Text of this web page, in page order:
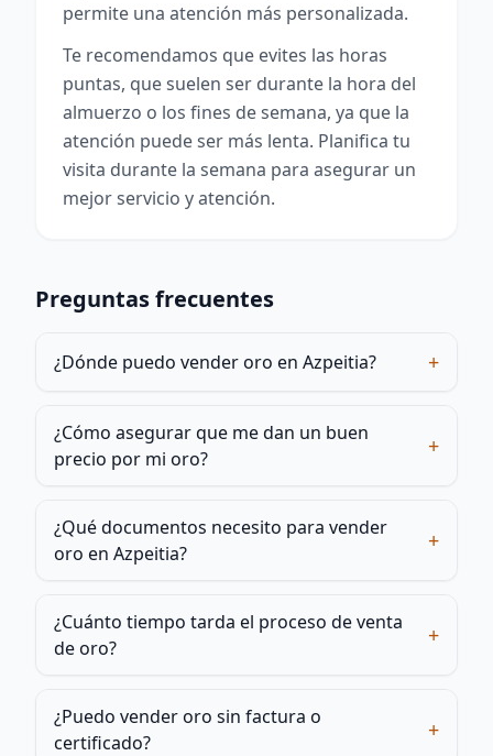
permite una atención más personalizada.
Te recomendamos que evites las horas
puntas, que suelen ser durante la hora del
almuerzo o los fines de semana, ya que la
atención puede ser más lenta. Planifica tu
visita durante la semana para asegurar un
mejor servicio y atención.
Preguntas frecuentes
¿Dónde puedo vender oro en Azpeitia? +
¿Cómo asegurar que me dan un buen
precio por mi oro?
+
¿Qué documentos necesito para vender
oro en Azpeitia?
+
¿Cuánto tiempo tarda el proceso de venta
de oro?
+
¿Puedo vender oro sin factura o
certificado?
+